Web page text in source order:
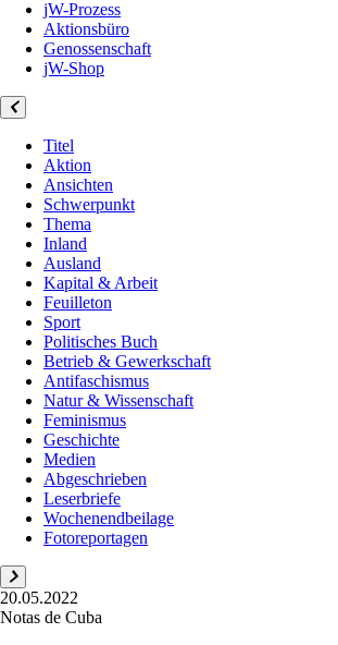
jW-Prozess
Aktionsbüro
Genossenschaft
jW-Shop
Titel
Aktion
Ansichten
Schwerpunkt
Thema
Inland
Ausland
Kapital & Arbeit
Feuilleton
Sport
Politisches Buch
Betrieb & Gewerkschaft
Antifaschismus
Natur & Wissenschaft
Feminismus
Geschichte
Medien
Abgeschrieben
Leserbriefe
Wochenendbeilage
Fotoreportagen
20.05.2022
Notas de Cuba